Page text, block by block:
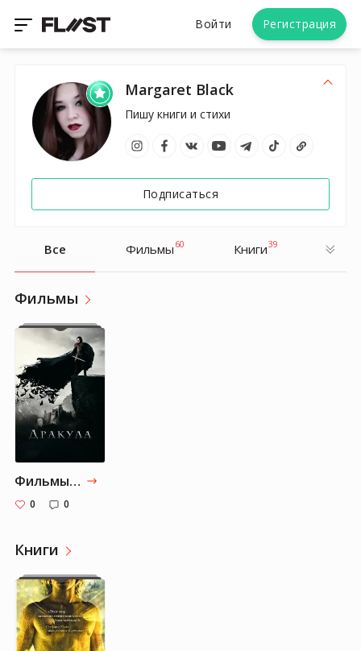
Войти Регистрация
Margaret Black
Пишу книги и стихи
Подписаться
Все Фильмы 60 Книги39
Фильмы
Фильмы от Margaret-black: Часть 1
0 0
Книги